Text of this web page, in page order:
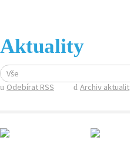
Aktuality
Vše
Odebírat RSS
Archiv aktualit